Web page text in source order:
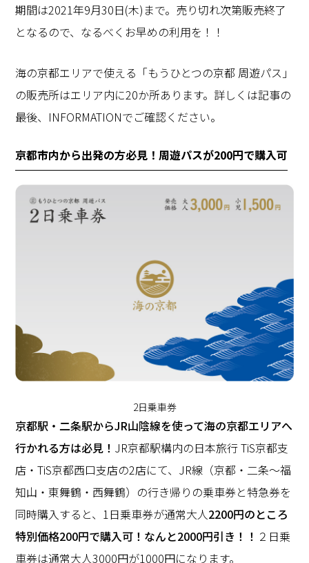
期間は2021年9月30日(木)まで。売り切れ次第販売終了
となるので、なるべくお早めの利用を！！
海の京都エリアで使える「もうひとつの京都 周遊パス」
の販売所はエリア内に20か所あります。詳しくは記事の
最後、INFORMATIONでご確認ください。
京都市内から出発の方必見！周遊パスが200円で購入可
2日乗車券
京都駅・二条駅からJR山陰線を使って海の京都エリアへ
行かれる方は必見！ JR京都駅構内の日本旅行 TiS京都支
店・TiS京都西口支店の2店にて、JR線（京都・二条～福
知山・東舞鶴・西舞鶴）の行き帰りの乗車券と特急券を
同時購入すると、1日乗車券が通常大人2200円のところ
特別価格200円で購入可！なんと2000円引き！！ ２日乗
車券は通常大人3000円が1000円になります。